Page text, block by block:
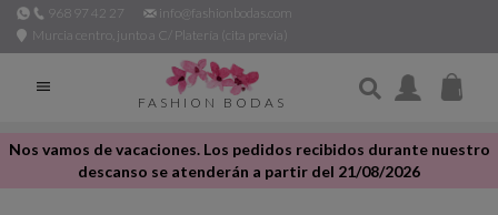
968 97 42 27
info@fashionbodas.com
Murcia centro, junto a C/ Platería (cita previa)

FASHION BODAS
Nos vamos de vacaciones. Los pedidos recibidos durante nuestro
descanso se atenderán a partir del 21/08/2026